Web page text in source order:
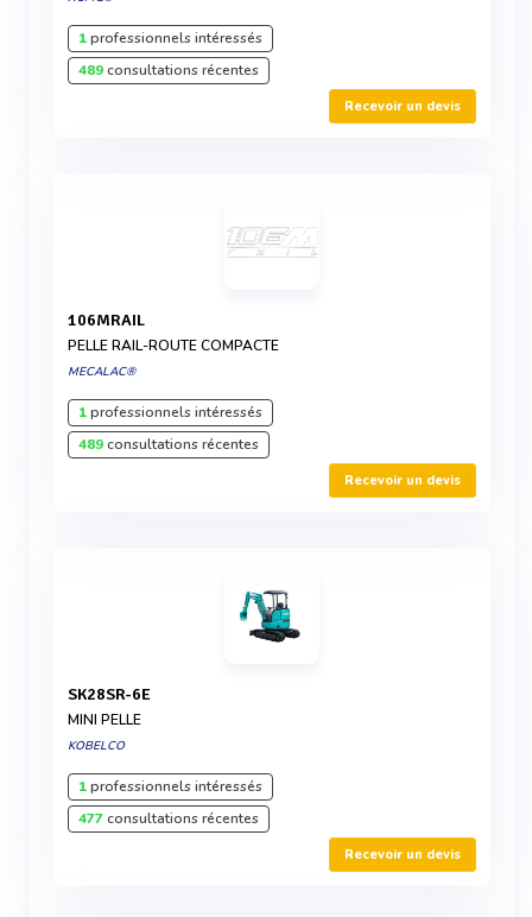
1professionnels intéressés
489consultations récentes
Recevoir un devis
106MRAIL
PELLE RAIL-ROUTE COMPACTE
MECALAC®
1professionnels intéressés
489consultations récentes
Recevoir un devis
SK28SR-6E
MINI PELLE
KOBELCO
1professionnels intéressés
477consultations récentes
Recevoir un devis